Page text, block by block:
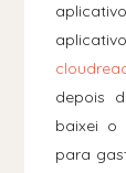
depois
baixei o
para